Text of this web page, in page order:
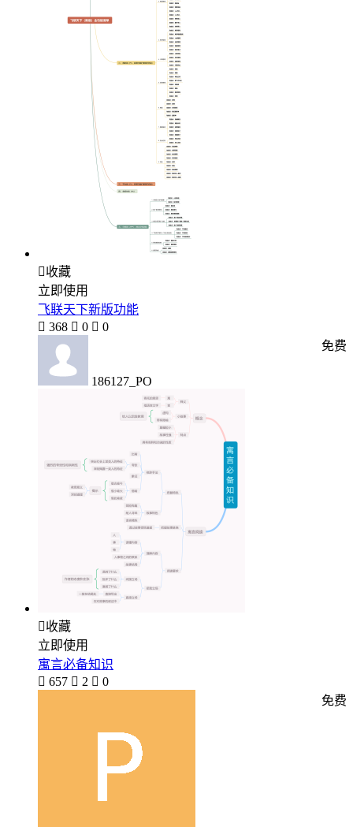
收藏
立即使用
飞联天下新版功能
 368  0  0
186127_PO
免费
收藏
立即使用
寓言必备知识
 657  2  0
免费